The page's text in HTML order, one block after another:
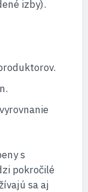
izby).
s
pokročilé
sa aj